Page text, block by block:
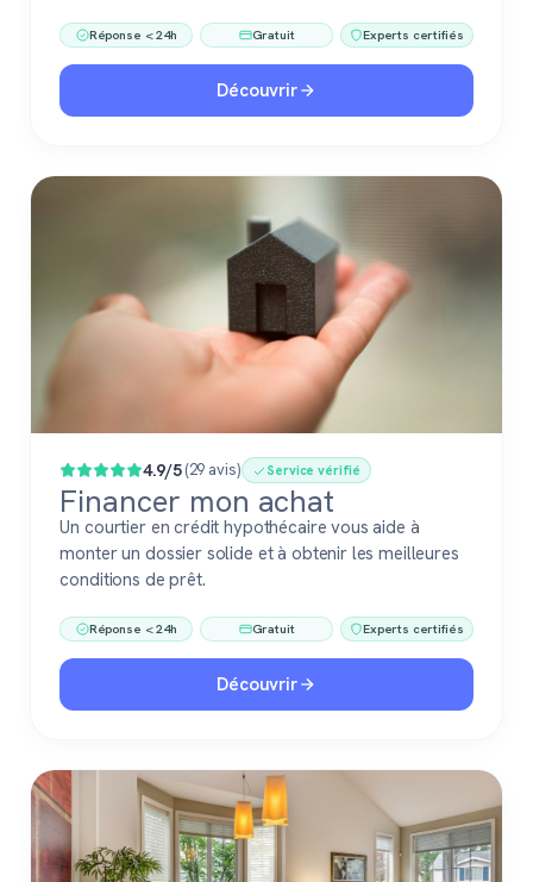
Réponse < 24h Gratuit Experts certifiés
Découvrir
4.9/5(29 avis) Service vérifié
Financer mon achat
Un courtier en crédit hypothécaire vous aide à
monter un dossier solide et à obtenir les meilleures
conditions de prêt.
Réponse < 24h Gratuit Experts certifiés
Découvrir